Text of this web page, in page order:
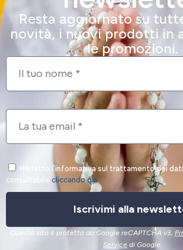
Resta aggiornato su
novità, i nuovi prodotti in
le promozioni.
Ho letto l'informativa sul trattamento dei
consultabile cliccando qui.
Iscrivimi alla
Questo sito è protetto da Google reCAPTCHA v3,
Service di Google.